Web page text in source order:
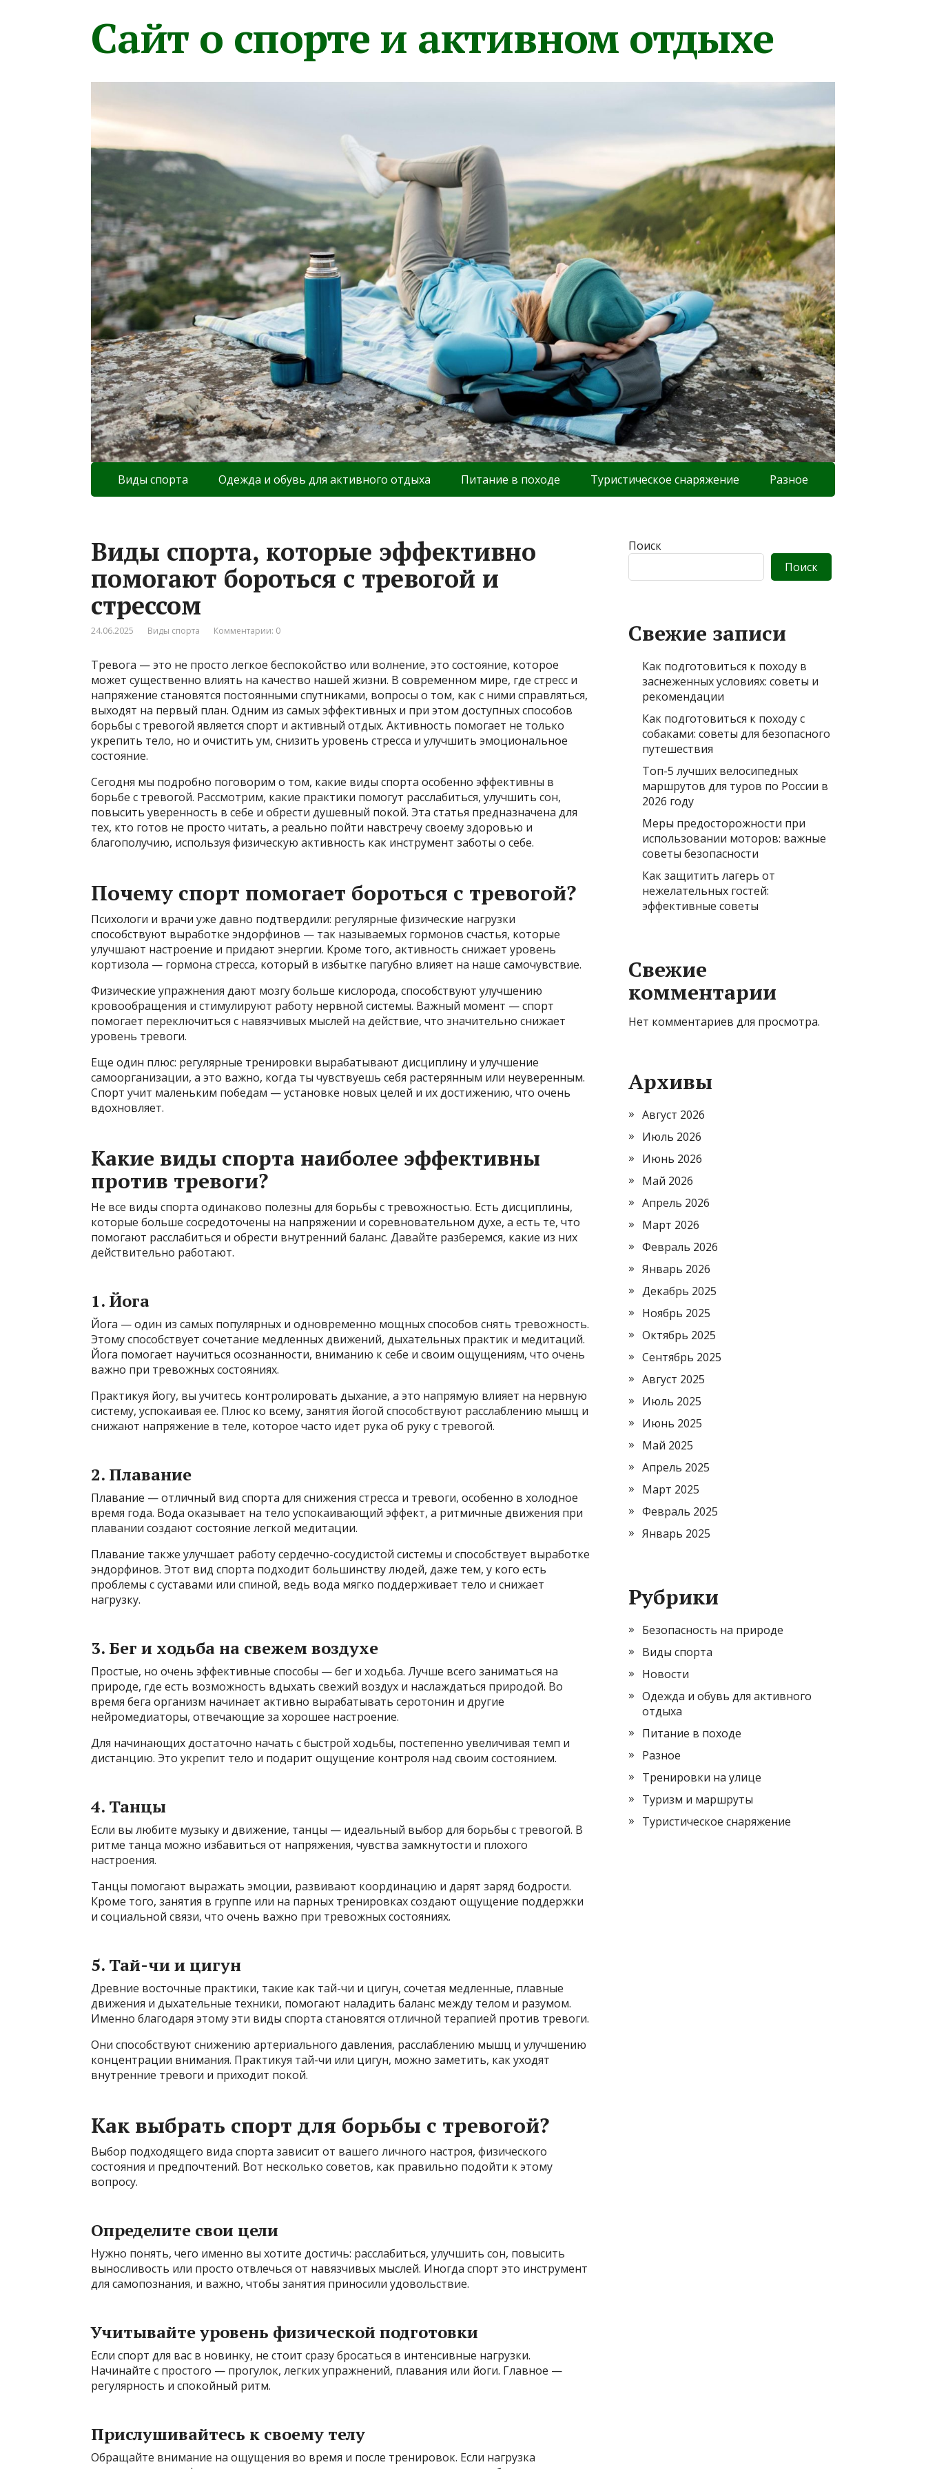
Сайт о спорте и активном отдыхе
Виды спорта Одежда и обувь для активного отдыха Питание в походе Туристическое снаряжение Разное
Виды спорта, которые эффективно
помогают бороться с тревогой и
стрессом
24.06.2025 Виды спорта Комментарии: 0
Тревога — это не просто легкое беспокойство или волнение, это состояние, которое
может существенно влиять на качество нашей жизни. В современном мире, где стресс и
напряжение становятся постоянными спутниками, вопросы о том, как с ними справляться,
выходят на первый план. Одним из самых эффективных и при этом доступных способов
борьбы с тревогой является спорт и активный отдых. Активность помогает не только
укрепить тело, но и очистить ум, снизить уровень стресса и улучшить эмоциональное
состояние.
Сегодня мы подробно поговорим о том, какие виды спорта особенно эффективны в
борьбе с тревогой. Рассмотрим, какие практики помогут расслабиться, улучшить сон,
повысить уверенность в себе и обрести душевный покой. Эта статья предназначена для
тех, кто готов не просто читать, а реально пойти навстречу своему здоровью и
благополучию, используя физическую активность как инструмент заботы о себе.
Почему спорт помогает бороться с тревогой?
Психологи и врачи уже давно подтвердили: регулярные физические нагрузки
способствуют выработке эндорфинов — так называемых гормонов счастья, которые
улучшают настроение и придают энергии. Кроме того, активность снижает уровень
кортизола — гормона стресса, который в избытке пагубно влияет на наше самочувствие.
Физические упражнения дают мозгу больше кислорода, способствуют улучшению
кровообращения и стимулируют работу нервной системы. Важный момент — спорт
помогает переключиться с навязчивых мыслей на действие, что значительно снижает
уровень тревоги.
Еще один плюс: регулярные тренировки вырабатывают дисциплину и улучшение
самоорганизации, а это важно, когда ты чувствуешь себя растерянным или неуверенным.
Спорт учит маленьким победам — установке новых целей и их достижению, что очень
вдохновляет.
Какие виды спорта наиболее эффективны
против тревоги?
Не все виды спорта одинаково полезны для борьбы с тревожностью. Есть дисциплины,
которые больше сосредоточены на напряжении и соревновательном духе, а есть те, что
помогают расслабиться и обрести внутренний баланс. Давайте разберемся, какие из них
действительно работают.
1. Йога
Йога — один из самых популярных и одновременно мощных способов снять тревожность.
Этому способствует сочетание медленных движений, дыхательных практик и медитаций.
Йога помогает научиться осознанности, вниманию к себе и своим ощущениям, что очень
важно при тревожных состояниях.
Практикуя йогу, вы учитесь контролировать дыхание, а это напрямую влияет на нервную
систему, успокаивая ее. Плюс ко всему, занятия йогой способствуют расслаблению мышц и
снижают напряжение в теле, которое часто идет рука об руку с тревогой.
2. Плавание
Плавание — отличный вид спорта для снижения стресса и тревоги, особенно в холодное
время года. Вода оказывает на тело успокаивающий эффект, а ритмичные движения при
плавании создают состояние легкой медитации.
Плавание также улучшает работу сердечно-сосудистой системы и способствует выработке
эндорфинов. Этот вид спорта подходит большинству людей, даже тем, у кого есть
проблемы с суставами или спиной, ведь вода мягко поддерживает тело и снижает
нагрузку.
3. Бег и ходьба на свежем воздухе
Простые, но очень эффективные способы — бег и ходьба. Лучше всего заниматься на
природе, где есть возможность вдыхать свежий воздух и наслаждаться природой. Во
время бега организм начинает активно вырабатывать серотонин и другие
нейромедиаторы, отвечающие за хорошее настроение.
Для начинающих достаточно начать с быстрой ходьбы, постепенно увеличивая темп и
дистанцию. Это укрепит тело и подарит ощущение контроля над своим состоянием.
4. Танцы
Если вы любите музыку и движение, танцы — идеальный выбор для борьбы с тревогой. В
ритме танца можно избавиться от напряжения, чувства замкнутости и плохого
настроения.
Танцы помогают выражать эмоции, развивают координацию и дарят заряд бодрости.
Кроме того, занятия в группе или на парных тренировках создают ощущение поддержки
и социальной связи, что очень важно при тревожных состояниях.
5. Тай-чи и цигун
Древние восточные практики, такие как тай-чи и цигун, сочетая медленные, плавные
движения и дыхательные техники, помогают наладить баланс между телом и разумом.
Именно благодаря этому эти виды спорта становятся отличной терапией против тревоги.
Они способствуют снижению артериального давления, расслаблению мышц и улучшению
концентрации внимания. Практикуя тай-чи или цигун, можно заметить, как уходят
внутренние тревоги и приходит покой.
Как выбрать спорт для борьбы с тревогой?
Выбор подходящего вида спорта зависит от вашего личного настроя, физического
состояния и предпочтений. Вот несколько советов, как правильно подойти к этому
вопросу.
Определите свои цели
Нужно понять, чего именно вы хотите достичь: расслабиться, улучшить сон, повысить
выносливость или просто отвлечься от навязчивых мыслей. Иногда спорт это инструмент
для самопознания, и важно, чтобы занятия приносили удовольствие.
Учитывайте уровень физической подготовки
Если спорт для вас в новинку, не стоит сразу бросаться в интенсивные нагрузки.
Начинайте с простого — прогулок, легких упражнений, плавания или йоги. Главное —
регулярность и спокойный ритм.
Прислушивайтесь к своему телу
Обращайте внимание на ощущения во время и после тренировок. Если нагрузка
Поиск
Поиск
Свежие записи
Как подготовиться к походу в
заснеженных условиях: советы и
рекомендации
Как подготовиться к походу с
собаками: советы для безопасного
путешествия
Топ-5 лучших велосипедных
маршрутов для туров по России в
2026 году
Меры предосторожности при
использовании моторов: важные
советы безопасности
Как защитить лагерь от
нежелательных гостей:
эффективные советы
Свежие
комментарии
Нет комментариев для просмотра.
Архивы
Август 2026
Июль 2026
Июнь 2026
Май 2026
Апрель 2026
Март 2026
Февраль 2026
Январь 2026
Декабрь 2025
Ноябрь 2025
Октябрь 2025
Сентябрь 2025
Август 2025
Июль 2025
Июнь 2025
Май 2025
Апрель 2025
Март 2025
Февраль 2025
Январь 2025
Рубрики
Безопасность на природе
Виды спорта
Новости
Одежда и обувь для активного
отдыха
Питание в походе
Разное
Тренировки на улице
Туризм и маршруты
Туристическое снаряжение